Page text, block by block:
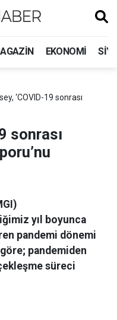
EKONOMI
‘COVID-19 sonrası
sonrası
yıl boyunca
pandemi dönemi
pandemiden
süreci